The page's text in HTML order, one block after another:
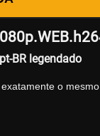
BR legendado
o